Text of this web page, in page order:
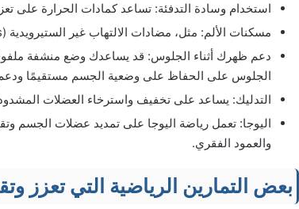
استخدام وسادة التدفئة: تساعد كمادات الحرارة على
مسكنات الألم: مثل، مضادات الالتهاب غير الستيرويدية (NSAIDs) لتخفيف الألم والتورم والالتهابات.
دعم ظهرك أثناء الجلوس: قد يساعدك وضع منشفة
الجلوس على الحفاظ على وضعية الجسم مستقيمًا
التدليك: يساعد على تخفيف واسترخاء العضلات
اليوجا: تعمل رياضة اليوجا على تمديد عضلات الجسم
والعمود الفقري.
بعض التمارين الرياضية التي